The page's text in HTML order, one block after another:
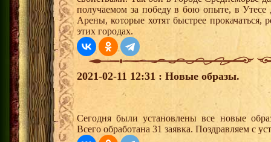
получаемом за победу в бою опыте, в
Арены, которые хотят быстрее прокачаться,
этих городах.
2021-02-11 12:31 : Новые образы.
Сегодня были установлены все новые
Всего обработана 31 заявка. Поздравляем с